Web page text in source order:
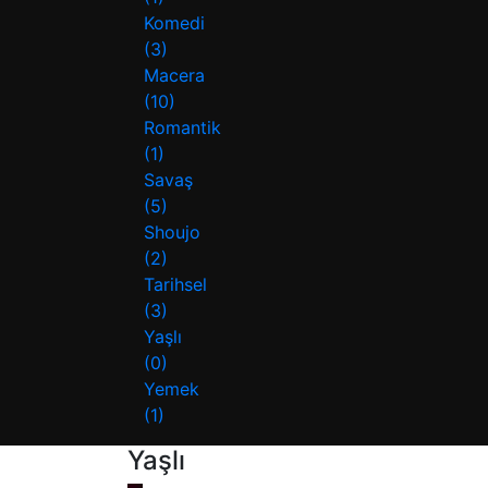
Komedi
(3)
Macera
(10)
Romantik
(1)
Savaş
(5)
Shoujo
(2)
Tarihsel
(3)
Yaşlı
(0)
Yemek
(1)
Yaşlı